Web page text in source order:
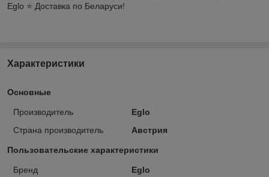
Eglo ⭐️ Доставка по Беларуси!
Характеристики
Основные
Производитель
Eglo
Страна производитель
Австрия
Пользовательские характеристики
Бренд
Eglo